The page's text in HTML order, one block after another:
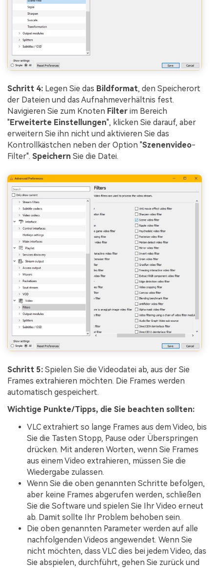
Schritt 4: Legen Sie das Bildformat, den Speicherort
der Dateien und das Aufnahmeverhältnis fest.
Navigieren Sie zum Knoten Filter im Bereich
"Erweiterte Einstellungen", klicken Sie darauf, aber
erweitern Sie ihn nicht und aktivieren Sie das
Kontrollkästchen neben der Option "Szenenvideo-
Filter". Speichern Sie die Datei.
Schritt 5: Spielen Sie die Videodatei ab, aus der Sie
Frames extrahieren möchten. Die Frames werden
automatisch gespeichert.
Wichtige Punkte/Tipps, die Sie beachten sollten:
VLC extrahiert so lange Frames aus dem Video, bis
Sie die Tasten Stopp, Pause oder Überspringen
drücken. Mit anderen Worten, wenn Sie Frames
aus einem Video extrahieren, müssen Sie die
Wiedergabe zulassen.
Wenn Sie die oben genannten Schritte befolgen,
aber keine Frames abgerufen werden, schließen
Sie die Software und spielen Sie Ihr Video erneut
ab. Damit sollte Ihr Problem behoben sein.
Die oben genannten Parameter werden auf alle
nachfolgenden Videos angewendet. Wenn Sie
nicht möchten, dass VLC dies bei jedem Video, das
Sie abspielen, durchführt, gehen Sie zurück und